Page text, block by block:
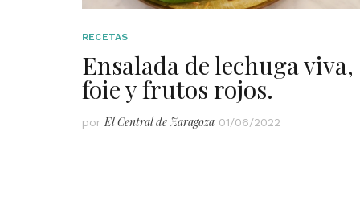
RECETAS
Ensalada de lechuga viva,
foie y frutos rojos.
por El Central de Zaragoza 01/06/2022